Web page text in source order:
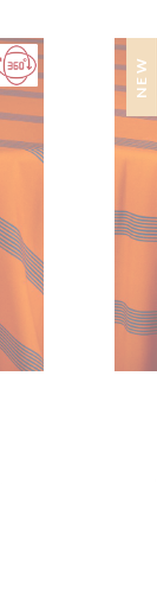
NEW